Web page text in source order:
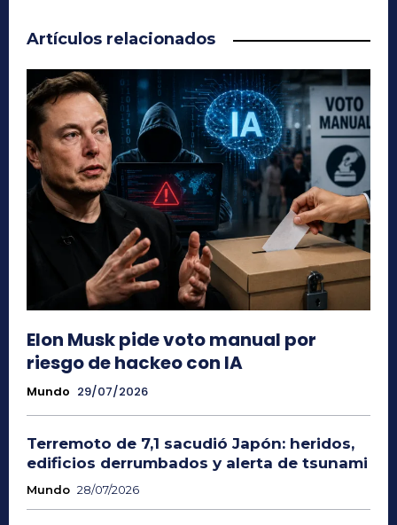
Artículos relacionados
Elon Musk pide voto manual por
riesgo de hackeo con IA
Mundo 29/07/2026
Terremoto de 7,1 sacudió Japón: heridos,
edificios derrumbados y alerta de tsunami
Mundo 28/07/2026